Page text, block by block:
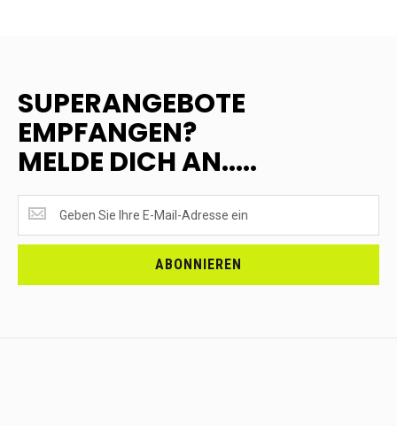
SUPERANGEBOTE
EMPFANGEN?
MELDE DICH AN.....
EMPFANGEN?
<br>MELDE
ABONNIEREN